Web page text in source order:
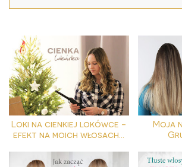
Loki na cienkiej lokówce -
efekt na moich włosach...
Moja